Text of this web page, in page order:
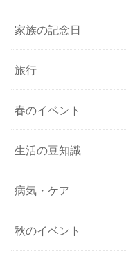
家族の記念日
旅行
春のイベント
生活の豆知識
病気・ケア
秋のイベント